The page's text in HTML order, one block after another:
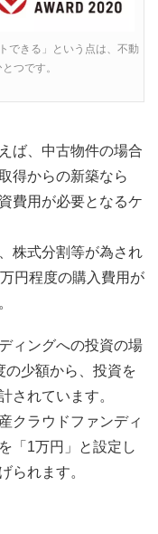
できる」という点は、不動
つです。
ば、中古物件の場合
得からの新築なら
費用が必要となるケ
株式分割等が為され
円程度の購入費用が
ィングへの投資の場
の少額から、投資を
されています。
クラウドファンディ
「1万円」と設定し
られます。